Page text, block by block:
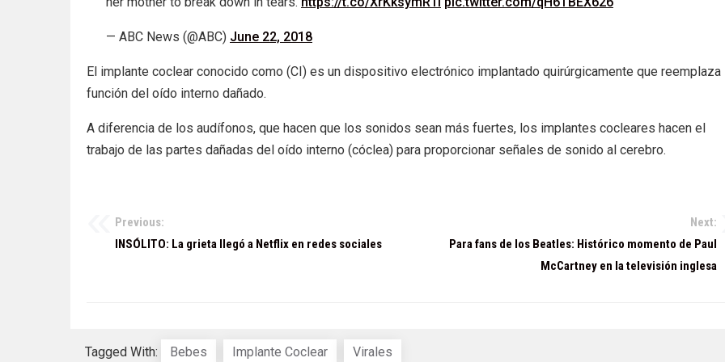
— ABC News (@ABC) June 22, 2018
El implante coclear conocido como (CI) es un dispositivo electrónico implantado quirúrgicamente que reemplaza
función del oído interno dañado.
A diferencia de los audífonos, que hacen que los sonidos sean más fuertes, los implantes cocleares hacen el
trabajo de las partes dañadas del oído interno (cóclea) para proporcionar señales de sonido al cerebro.
Navegación
Previous:
INSÓLITO: La grieta llegó a Netflix en redes sociales
Next:
Para fans de los Beatles: Histórico momento de Paul
McCartney en la televisión inglesa
Tagged With: Bebes Implante Coclear Virales